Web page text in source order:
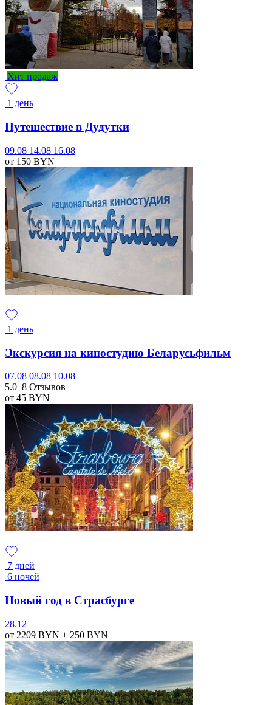
Хит продаж
1 день
Путешествие в Дудутки
09.08 14.08 16.08
от 150 BYN
1 день
Экскурсия на киностудию Беларусьфильм
07.08 08.08 10.08
5.0 8 Отзывов
от 45 BYN
7 дней
6 ночей
Новый год в Страсбурге
28.12
от 2209 BYN + 250 BYN